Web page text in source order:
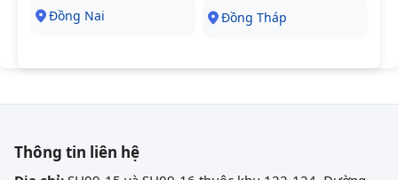
Đồng Nai Đồng Tháp
Thông tin liên hệ